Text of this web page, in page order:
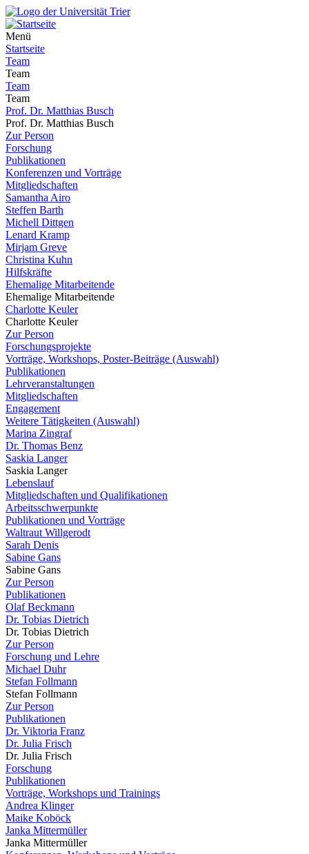
Menü
Startseite
Team
Team
Team
Team
Prof. Dr. Matthias Busch
Prof. Dr. Matthias Busch
Zur Person
Forschung
Publikationen
Konferenzen und Vorträge
Mitgliedschaften
Samantha Airo
Steffen Barth
Michell Dittgen
Lenard Kramp
Mirjam Greve
Christina Kuhn
Hilfskräfte
Ehemalige Mitarbeitende
Ehemalige Mitarbeitende
Charlotte Keuler
Charlotte Keuler
Zur Person
Forschungsprojekte
Vorträge, Workshops, Poster-Beiträge (Auswahl)
Publikationen
Lehrveranstaltungen
Mitgliedschaften
Engagement
Weitere Tätigkeiten (Auswahl)
Marina Zingraf
Dr. Thomas Benz
Saskia Langer
Saskia Langer
Lebenslauf
Mitgliedschaften und Qualifikationen
Arbeitsschwerpunkte
Publikationen und Vorträge
Waltraut Willgerodt
Sarah Denis
Sabine Gans
Sabine Gans
Zur Person
Publikationen
Olaf Beckmann
Dr. Tobias Dietrich
Dr. Tobias Dietrich
Zur Person
Forschung und Lehre
Michael Duhr
Stefan Follmann
Stefan Follmann
Zur Person
Publikationen
Dr. Viktoria Franz
Dr. Julia Frisch
Dr. Julia Frisch
Forschung
Publikationen
Vorträge, Workshops und Trainings
Andrea Klinger
Maike Koböck
Janka Mittermüller
Janka Mittermüller